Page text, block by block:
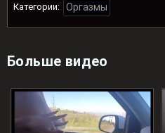
Категории: Оргазмы
Больше видео